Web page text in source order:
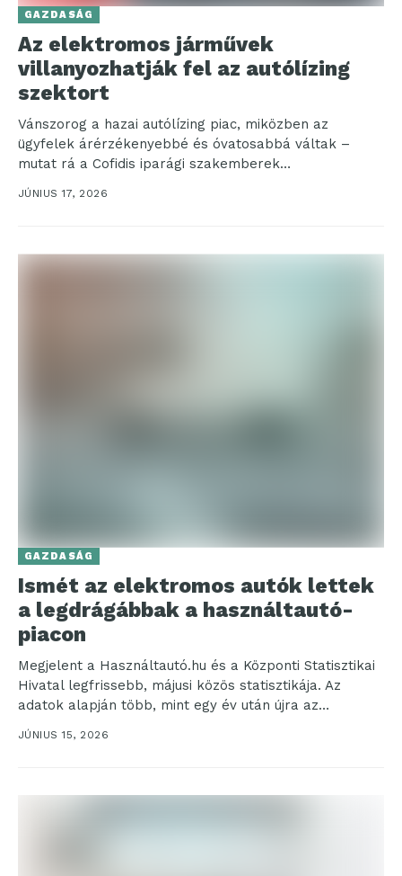
GAZDASÁG
Az elektromos járművek
villanyozhatják fel az autólízing
szektort
Vánszorog a hazai autólízing piac, miközben az
ügyfelek árérzékenyebbé és óvatosabbá váltak –
mutat rá a Cofidis iparági szakemberek
megkérdezésével készült gyorsfelmérése. A...
JÚNIUS 17, 2026
GAZDASÁG
Ismét az elektromos autók lettek
a legdrágábbak a használtautó-
piacon
Megjelent a Használtautó.hu és a Központi Statisztikai
Hivatal legfrissebb, májusi közös statisztikája. Az
adatok alapján több, mint egy év után újra az
elektromos...
JÚNIUS 15, 2026